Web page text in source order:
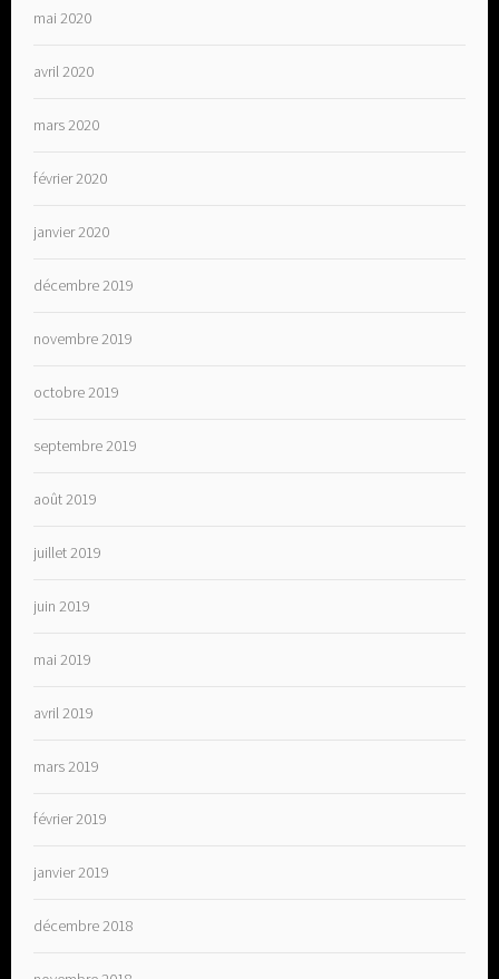
mai 2020
avril 2020
mars 2020
février 2020
janvier 2020
décembre 2019
novembre 2019
octobre 2019
septembre 2019
août 2019
juillet 2019
juin 2019
mai 2019
avril 2019
mars 2019
février 2019
janvier 2019
décembre 2018